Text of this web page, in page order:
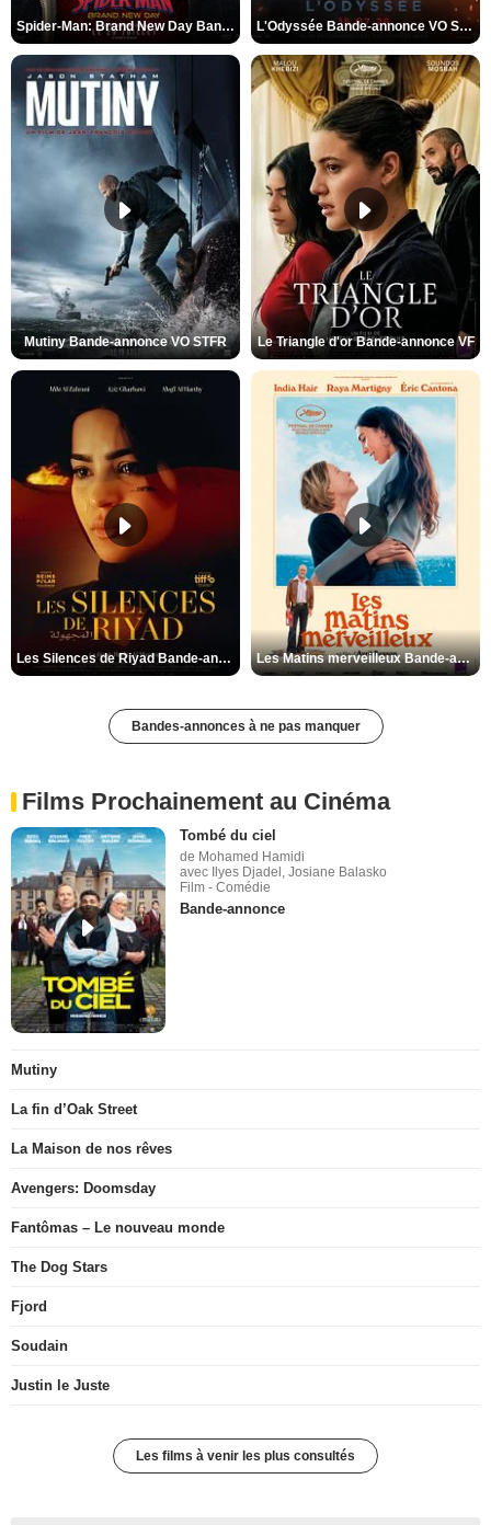
Spider-Man: Brand New Day Bande-annonce VO STFR L'Odyssée Bande-annonce VO STFR
Mutiny Bande-annonce VO STFR Le Triangle d'or Bande-annonce VF
Les Silences de Riyad Bande-annonce VO STFR Les Matins merveilleux Bande-annonce VF
Bandes-annonces à ne pas manquer
Films Prochainement au Cinéma
Tombé du ciel
de Mohamed Hamidi
avec Ilyes Djadel, Josiane Balasko
Film - Comédie
Bande-annonce
Mutiny
La fin d’Oak Street
La Maison de nos rêves
Avengers: Doomsday
Fantômas – Le nouveau monde
The Dog Stars
Fjord
Soudain
Justin le Juste
Les films à venir les plus consultés